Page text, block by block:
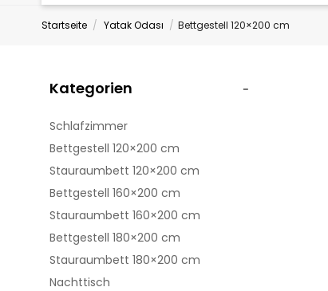
Startseite Yatak Odası Bettgestell 120×200 cm
Kategorien
Schlafzimmer
Bettgestell 120×200 cm
Stauraumbett 120×200 cm
Bettgestell 160×200 cm
Stauraumbett 160×200 cm
Bettgestell 180×200 cm
Stauraumbett 180×200 cm
Nachttisch